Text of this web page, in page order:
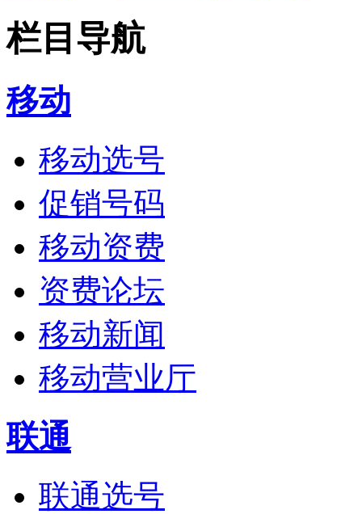
栏目导航
移动
移动选号
促销号码
移动资费
资费论坛
移动新闻
移动营业厅
联通
联通选号